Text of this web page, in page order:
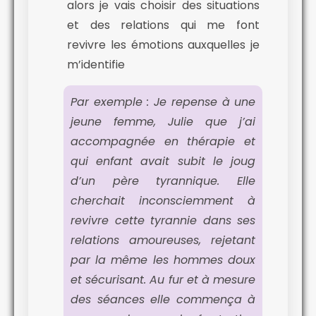
alors je vais choisir des situations
et des relations qui me font
revivre les émotions auxquelles je
m’identifie
Par exemple : Je repense à une
jeune femme, Julie que j’ai
accompagnée en thérapie et
qui enfant avait subit le joug
d’un père tyrannique. Elle
cherchait inconsciemment à
revivre cette tyrannie dans ses
relations amoureuses, rejetant
par la même les hommes doux
et sécurisant. Au fur et à mesure
des séances elle commença à